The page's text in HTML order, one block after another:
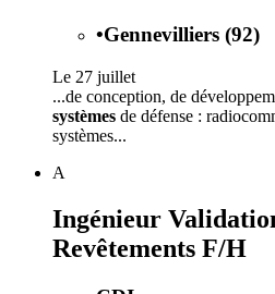
•Gennevilliers (92)
Le 27 juillet
...de conception, de
systèmes de défense :
systèmes...
A
Ingénieur
Revêtements F/H